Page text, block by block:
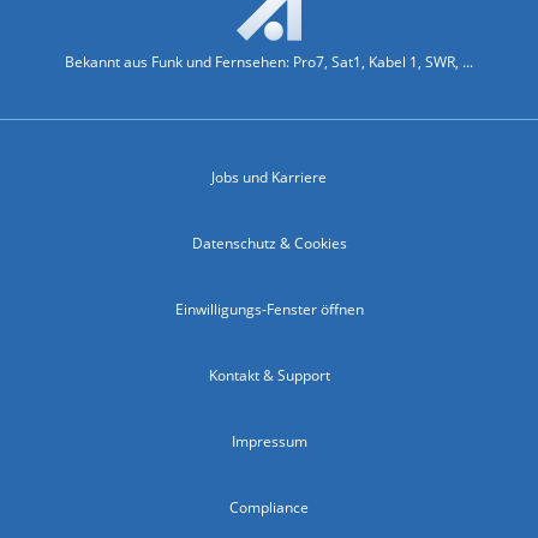
Bekannt aus Funk und Fernsehen: Pro7, Sat1, Kabel 1, SWR, ...
Jobs und Karriere
Datenschutz & Cookies
Einwilligungs-Fenster öffnen
Kontakt & Support
Impressum
Compliance